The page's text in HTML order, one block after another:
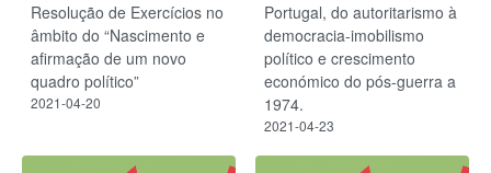
Resolução de Exercícios no
âmbito do “Nascimento e
afirmação de um novo
quadro político”
2021-04-20
Portugal, do autoritarismo à
democracia-imobilismo
político e crescimento
económico do pós-guerra a
1974.
2021-04-23